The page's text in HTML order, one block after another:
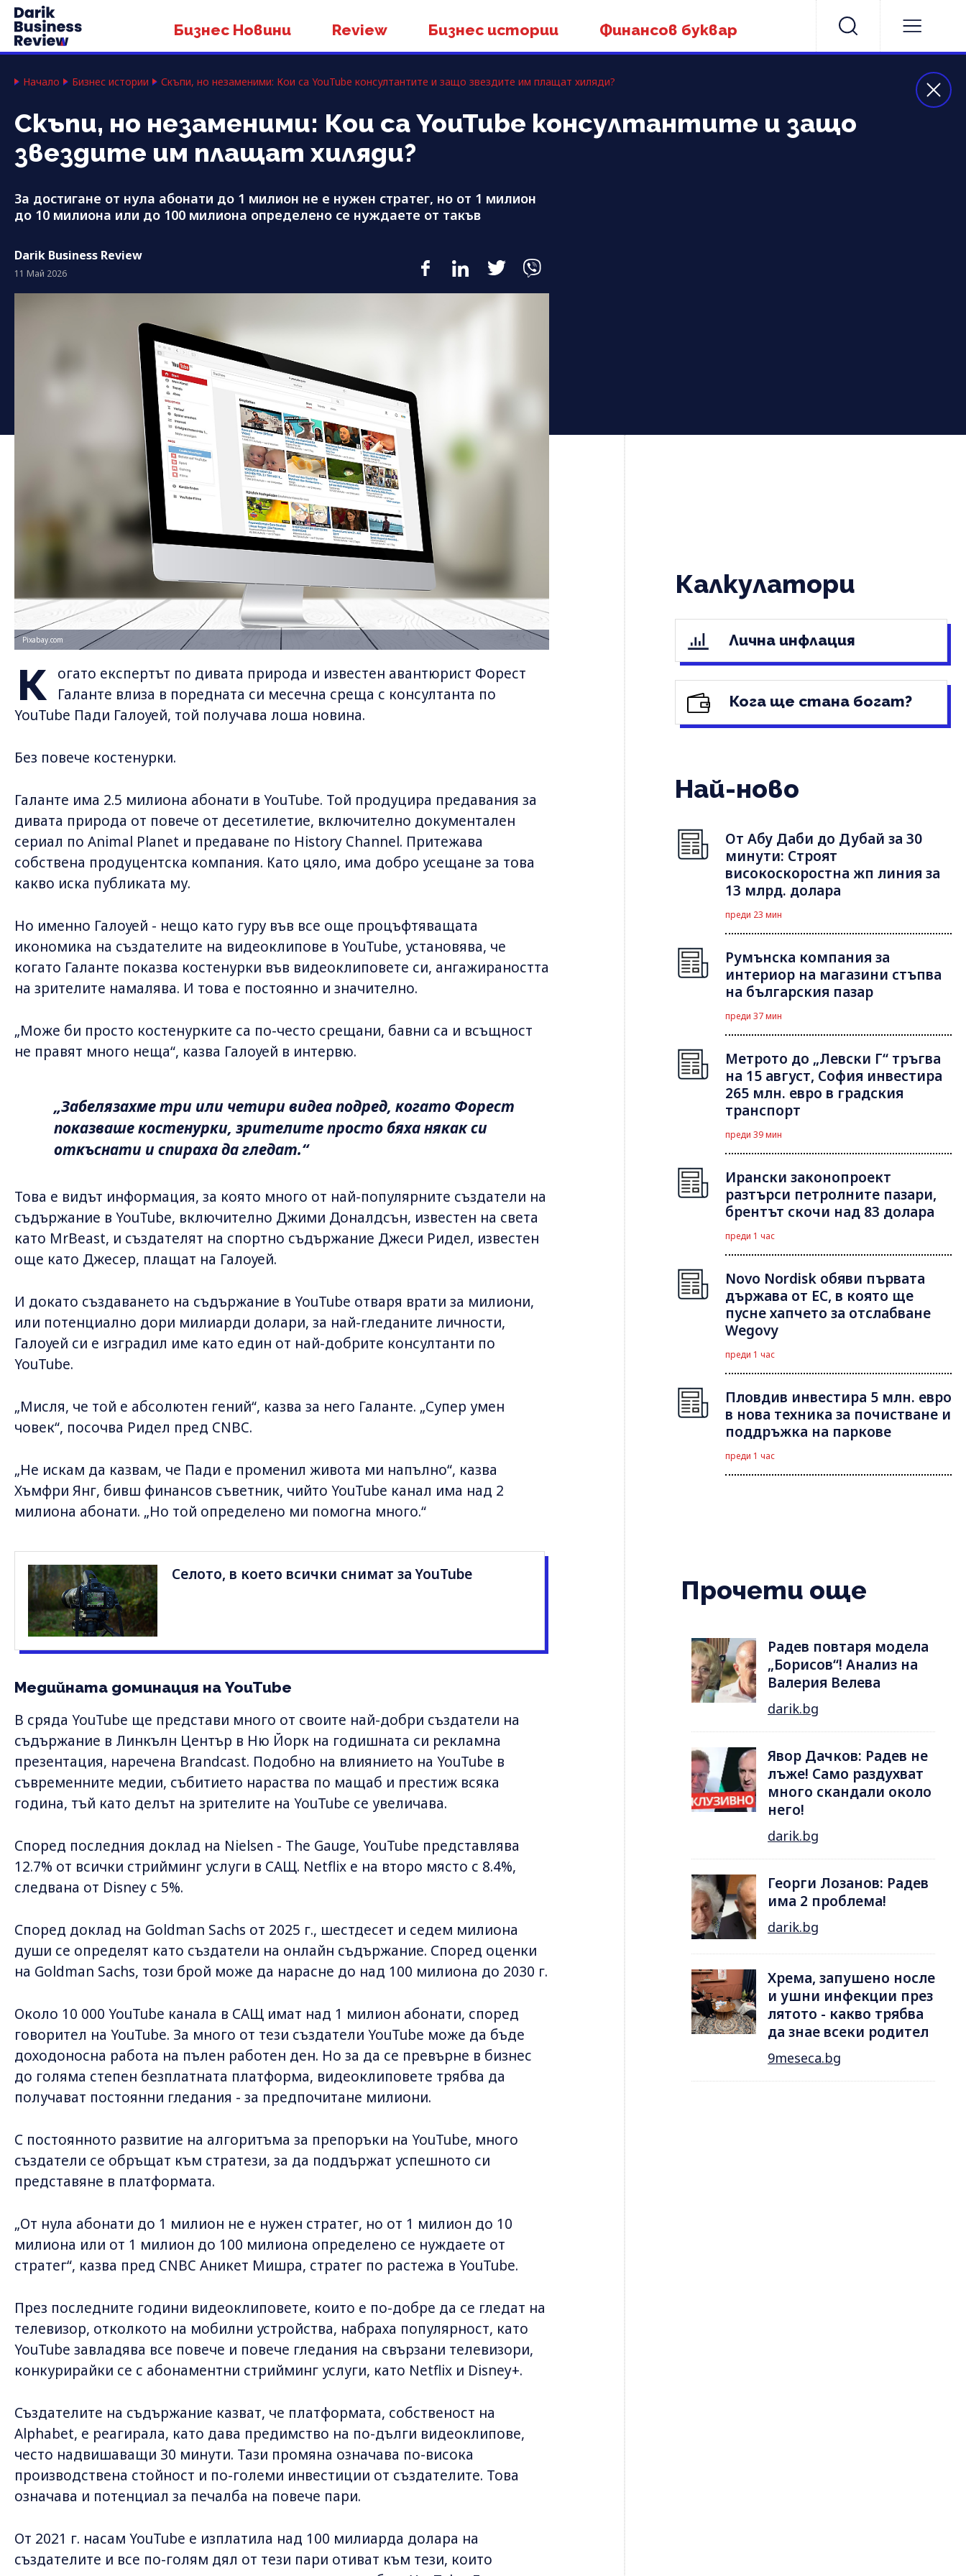
Бизнес Новини Review Бизнес истории Финансов буквар
Начало Бизнес истории Скъпи, но незаменими: Кои са YouTube консултантите и защо звездите им плащат хиляди?
Скъпи, но незаменими: Кои са YouTube консултантите и защо
звездите им плащат хиляди?
За достигане от нула абонати до 1 милион не е нужен стратег, но от 1 милион
до 10 милиона или до 100 милиона определено се нуждаете от такъв
Darik Business Review
11 Май 2026
Pixabay.com
К
огато експертът по дивата природа и известен авантюрист Форест
Галанте влиза в поредната си месечна среща с консултанта по
YouTube Пади Галоуей, той получава лоша новина.
Без повече костенурки.
Галанте има 2.5 милиона абонати в YouTube. Той продуцира предавания за
дивата природа от повече от десетилетие, включително документален
сериал по Animal Planet и предаване по History Channel. Притежава
собствена продуцентска компания. Като цяло, има добро усещане за това
какво иска публиката му.
Но именно Галоуей - нещо като гуру във все още процъфтяващата
икономика на създателите на видеоклипове в YouTube, установява, че
когато Галанте показва костенурки във видеоклиповете си, ангажираността
на зрителите намалява. И това е постоянно и значително.
„Може би просто костенурките са по-често срещани, бавни са и всъщност
не правят много неща“, казва Галоуей в интервю.
„Забелязахме три или четири видеа подред, когато Форест
показваше костенурки, зрителите просто бяха някак си
откъснати и спираха да гледат.“
Това е видът информация, за която много от най-популярните създатели на
съдържание в YouTube, включително Джими Доналдсън, известен на света
като MrBeast, и създателят на спортно съдържание Джеси Ридел, известен
още като Джесер, плащат на Галоуей.
И докато създаването на съдържание в YouTube отваря врати за милиони,
или потенциално дори милиарди долари, за най-гледаните личности,
Галоуей си е изградил име като един от най-добрите консултанти по
YouTube.
„Мисля, че той е абсолютен гений“, казва за него Галанте. „Супер умен
човек“, посочва Ридел пред CNBC.
„Не искам да казвам, че Пади е променил живота ми напълно“, казва
Хъмфри Янг, бивш финансов съветник, чийто YouTube канал има над 2
милиона абонати. „Но той определено ми помогна много.“
Селото, в което всички снимат за YouTube
Медийната доминация на YouTube
В сряда YouTube ще представи много от своите най-добри създатели на
съдържание в Линкълн Център в Ню Йорк на годишната си рекламна
презентация, наречена Brandcast. Подобно на влиянието на YouTube в
съвременните медии, събитието нараства по мащаб и престиж всяка
година, тъй като делът на зрителите на YouTube се увеличава.
Според последния доклад на Nielsen - The Gauge, YouTube представлява
12.7% от всички стрийминг услуги в САЩ. Netflix е на второ място с 8.4%,
следвана от Disney с 5%.
Според доклад на Goldman Sachs от 2025 г., шестдесет и седем милиона
души се определят като създатели на онлайн съдържание. Според оценки
на Goldman Sachs, този брой може да нарасне до над 100 милиона до 2030 г.
Около 10 000 YouTube канала в САЩ имат над 1 милион абонати, според
говорител на YouTube. За много от тези създатели YouTube може да бъде
доходоносна работа на пълен работен ден. Но за да се превърне в бизнес
до голяма степен безплатната платформа, видеоклиповете трябва да
получават постоянни гледания - за предпочитане милиони.
С постоянното развитие на алгоритъма за препоръки на YouTube, много
създатели се обръщат към стратези, за да поддържат успешното си
представяне в платформата.
„От нула абонати до 1 милион не е нужен стратег, но от 1 милион до 10
милиона или от 1 милион до 100 милиона определено се нуждаете от
стратег“, казва пред CNBC Аникет Мишра, стратег по растежа в YouTube.
През последните години видеоклиповете, които е по-добре да се гледат на
телевизор, отколкото на мобилни устройства, набраха популярност, като
YouTube завладява все повече и повече гледания на свързани телевизори,
конкурирайки се с абонаментни стрийминг услуги, като Netflix и Disney+.
Създателите на съдържание казват, че платформата, собственост на
Alphabet, е реагирала, като дава предимство на по-дълги видеоклипове,
често надвишаващи 30 минути. Тази промяна означава по-висока
производствена стойност и по-големи инвестиции от създателите. Това
означава и потенциал за печалба на повече пари.
От 2021 г. насам YouTube е изплатила над 100 милиарда долара на
създателите и все по-голям дял от тези пари отиват към тези, които
Калкулатори
Лична инфлация
Кога ще стана богат?
Най-ново
От Абу Даби до Дубай за 30
минути: Строят
високоскоростна жп линия за
13 млрд. долара
преди 23 мин
Румънска компания за
интериор на магазини стъпва
на българския пазар
преди 37 мин
Метрото до „Левски Г“ тръгва
на 15 август, София инвестира
265 млн. евро в градския
транспорт
преди 39 мин
Ирански законопроект
разтърси петролните пазари,
брентът скочи над 83 долара
преди 1 час
Novo Nordisk обяви първата
държава от ЕС, в която ще
пусне хапчето за отслабване
Wegovy
преди 1 час
Пловдив инвестира 5 млн. евро
в нова техника за почистване и
поддръжка на паркове
преди 1 час
Прочети още
Радев повтаря модела
„Борисов“! Анализ на
Валерия Велева
darik.bg
Явор Дачков: Радев не
лъже! Само раздухват
много скандали около
него!
darik.bg
Георги Лозанов: Радев
има 2 проблема!
darik.bg
Хрема, запушено носле
и ушни инфекции през
лятотo - какво трябва
да знае всеки родител
9meseca.bg